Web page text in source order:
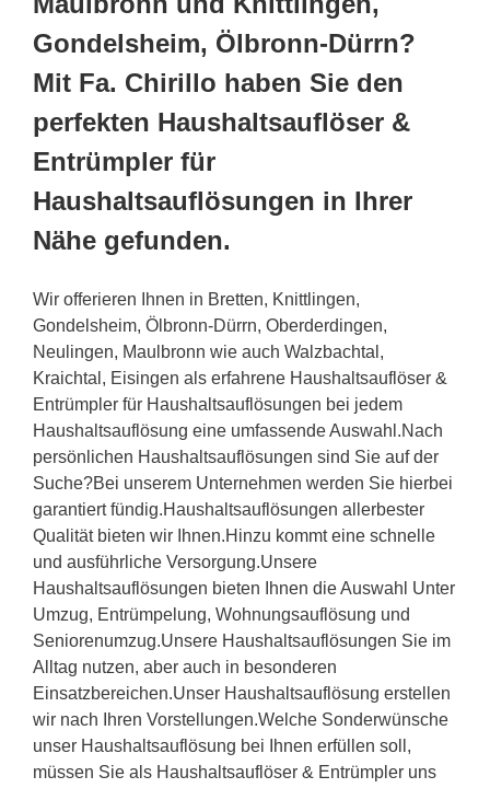
Gondelsheim, Ölbronn-Dürrn?
Mit Fa. Chirillo haben Sie den
perfekten Haushaltsauflöser &
Entrümpler für
Haushaltsauflösungen in Ihrer
Nähe gefunden.
Wir offerieren Ihnen in Bretten, Knittlingen,
Gondelsheim, Ölbronn-Dürrn, Oberderdingen,
Neulingen, Maulbronn wie auch Walzbachtal,
Kraichtal, Eisingen als erfahrene Haushaltsauflöser &
Entrümpler für Haushaltsauflösungen bei jedem
Haushaltsauflösung eine umfassende Auswahl.Nach
persönlichen Haushaltsauflösungen sind Sie auf der
Suche?Bei unserem Unternehmen werden Sie hierbei
garantiert fündig.Haushaltsauflösungen allerbester
Qualität bieten wir Ihnen.Hinzu kommt eine schnelle
und ausführliche Versorgung.Unsere
Haushaltsauflösungen bieten Ihnen die Auswahl Unter
Umzug, Entrümpelung, Wohnungsauflösung und
Seniorenumzug.Unsere Haushaltsauflösungen Sie im
Alltag nutzen, aber auch in besonderen
Einsatzbereichen.Unser Haushaltsauflösung erstellen
wir nach Ihren Vorstellungen.Welche Sonderwünsche
unser Haushaltsauflösung bei Ihnen erfüllen soll,
müssen Sie als Haushaltsauflöser & Entrümpler uns